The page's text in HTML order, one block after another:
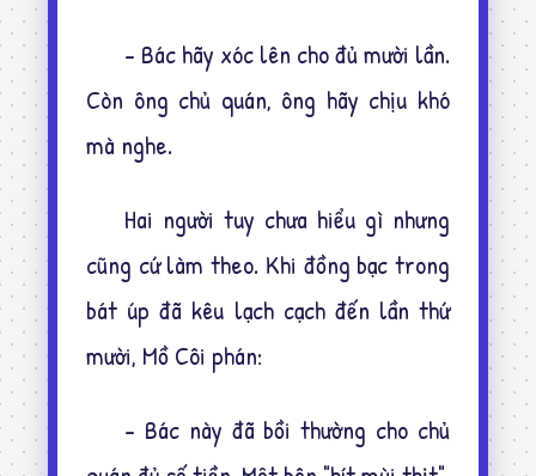
- Bác hãy xóc lên cho đủ mười lần.
Còn ông chủ quán, ông hãy chịu khó
mà nghe.
Hai người tuy chưa hiểu gì nhưng
cũng cứ làm theo. Khi đồng bạc trong
bát úp đã kêu lạch cạch đến lần thứ
mười, Mồ Côi phán:
- Bác này đã bồi thường cho chủ